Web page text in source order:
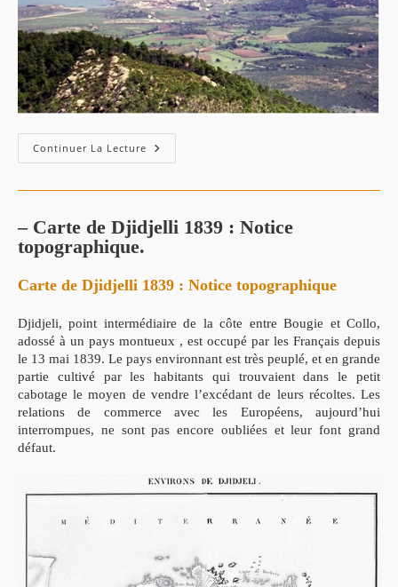
Continuer La Lecture
– Carte de Djidjelli 1839 : Notice
topographique.
Carte de Djidjelli 1839 : Notice topographique
Djidjeli, point intermédiaire de la côte entre Bougie et Collo,
adossé à un pays montueux , est occupé par les Français depuis
le 13 mai 1839. Le pays environnant est très peuplé, et en grande
partie cultivé par les habitants qui trouvaient dans le petit
cabotage le moyen de vendre l’excédant de leurs récoltes. Les
relations de commerce avec les Européens, aujourd’hui
interrompues, ne sont pas encore oubliées et leur font grand
défaut.